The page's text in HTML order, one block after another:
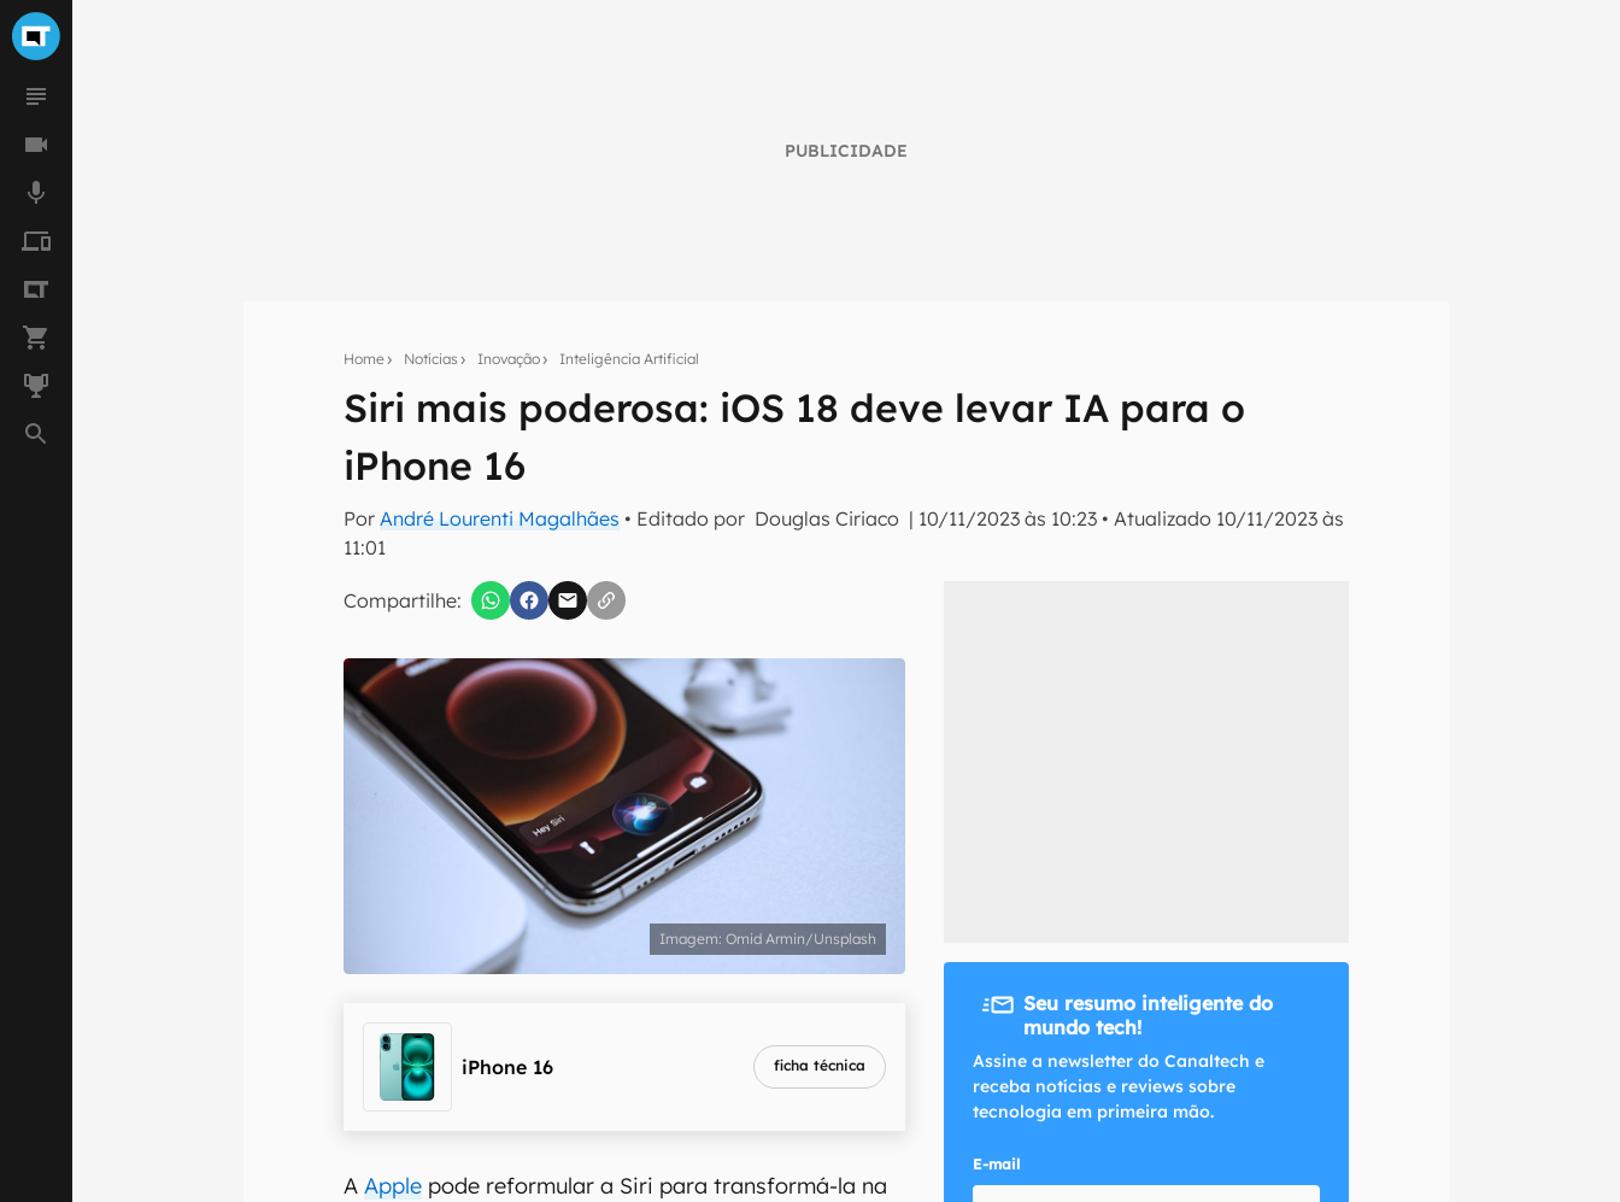
PUBLICIDADE
Home Notícias Inovação Inteligência Artificial
Siri mais poderosa: iOS 18 deve levar IA para o
iPhone 16
PorAndré Lourenti Magalhães • Editado por Douglas Ciriaco | 10/11/2023 às 10:23 •Atualizado 10/11/2023 às
11:01
Compartilhe:
Seu resumo inteligente do mundo tech!
Assine a newsletter do Canaltech e receba notícias e reviews sobre tecnologia em primeira
mão.
E-mail
Confirmo que li, aceito e concordo com os Termos de Uso e Política de Privacidade do Canaltech.
Omid Armin/Unsplash
iPhone 16 ficha técnica
AApple pode reformular a Siri para transformá-la na
Seu resumo inteligente do
mundo tech!
Assine a newsletter do Canaltech e
receba notícias e reviews sobre
tecnologia em primeira mão.
E-mail